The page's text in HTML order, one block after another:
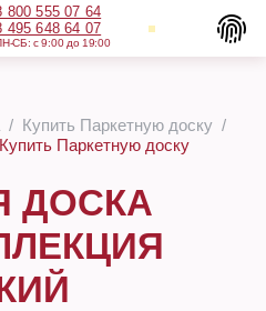
800 555 07 64
495 648 64 07
СБ: с 9:00 до 19:00
Купить Паркетную доску
Купить Паркетную доску
ДОСКА